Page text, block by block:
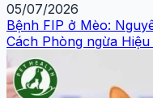
05/07/2026
Bệnh FIP ở Mèo:
Cách Phòng ngừa Hiệu